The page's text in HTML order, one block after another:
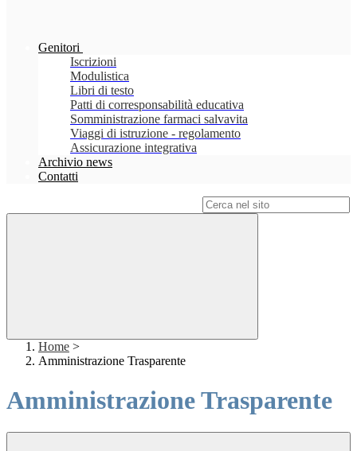
Genitori
Iscrizioni
Modulistica
Libri di testo
Patti di corresponsabilità educativa
Somministrazione farmaci salvavita
Viaggi di istruzione - regolamento
Assicurazione integrativa
Archivio news
Contatti
Home >
Amministrazione Trasparente
Amministrazione Trasparente